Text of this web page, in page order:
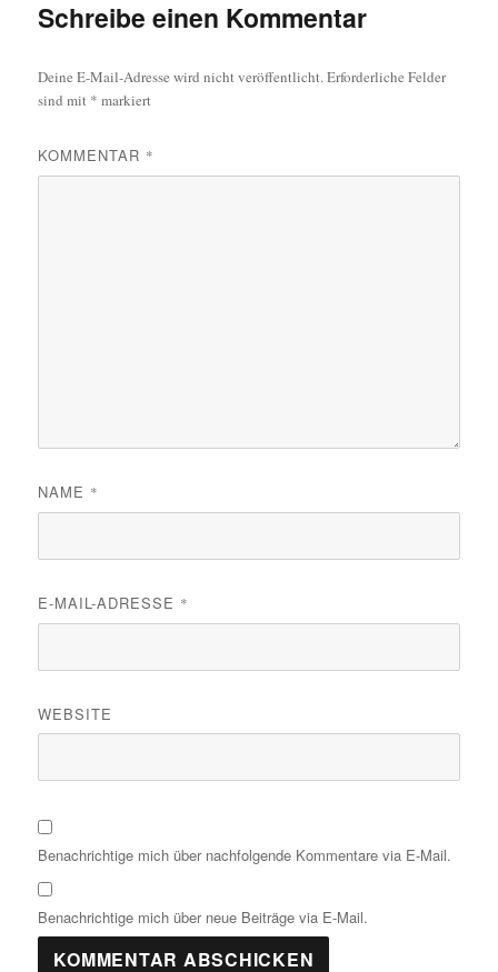
Schreibe einen Kommentar
Deine E-Mail-Adresse wird nicht veröffentlicht.Erforderliche Felder
sind mit * markiert
KOMMENTAR *
NAME *
E-MAIL-ADRESSE *
WEBSITE
Benachrichtige mich über nachfolgende Kommentare via E-Mail.
Benachrichtige mich über neue Beiträge via E-Mail.